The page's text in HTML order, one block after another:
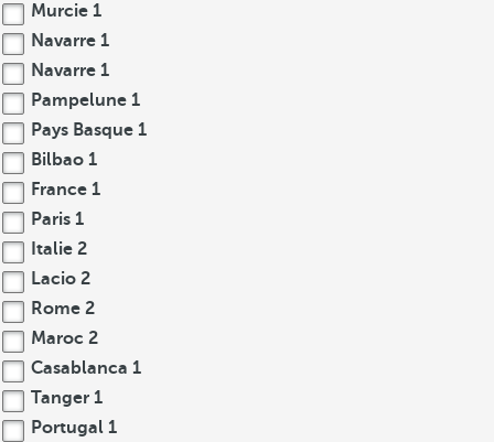
Murcie 1
Navarre 1
Navarre 1
Pampelune 1
Pays Basque 1
Bilbao 1
France 1
Paris 1
Italie 2
Lacio 2
Rome 2
Maroc 2
Casablanca 1
Tanger 1
Portugal 1